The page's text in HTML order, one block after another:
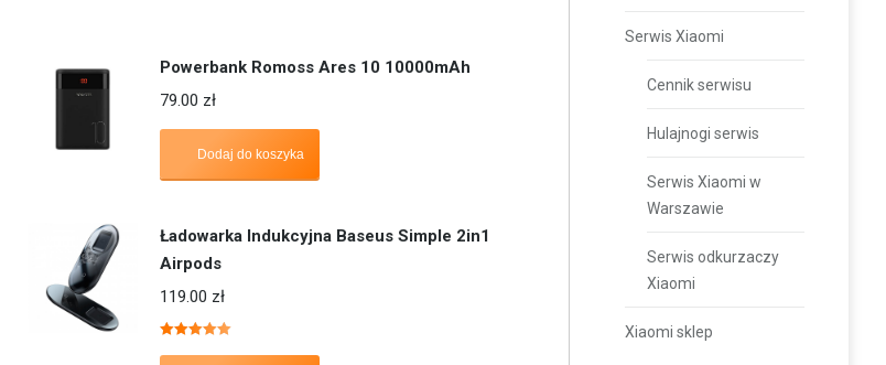
Powerbank Romoss Ares 10 10000mAh
79.00 zł
Dodaj do koszyka
Ładowarka Indukcyjna Baseus Simple 2in1
Airpods
119.00 zł
Serwis Xiaomi
Cennik serwisu
Hulajnogi serwis
Serwis Xiaomi w
Warszawie
Serwis odkurzaczy
Xiaomi
Xiaomi sklep